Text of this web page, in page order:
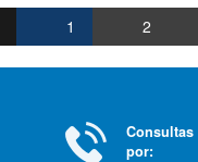
1 2
Consultas
por: